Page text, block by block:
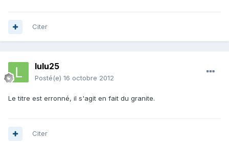
Citer
lulu25
Posté(e) 16 octobre 2012
Le titre est erronné, il s'agit en fait du granite.
Citer